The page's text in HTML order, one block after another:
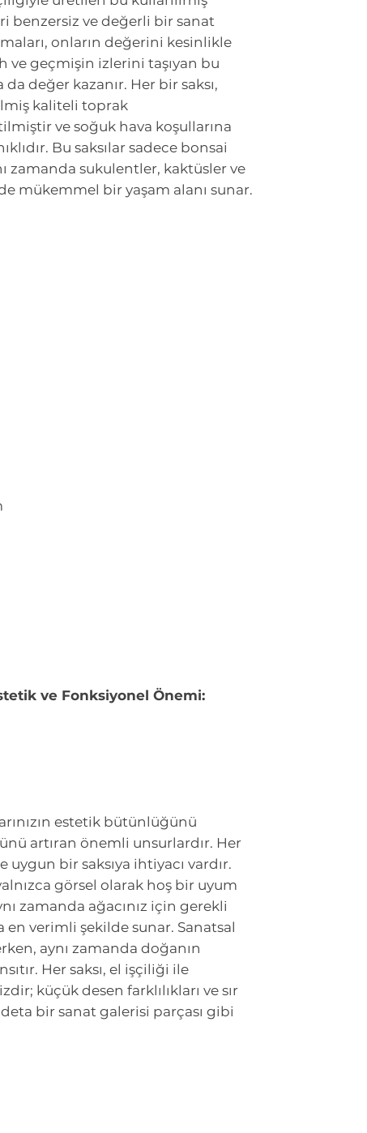
benzersiz ve değerli bir sanat
onların değerini kesinlikle
ve geçmişin izlerini taşıyan bu
değer kazanır. Her bir saksı,
kaliteli toprak
ve soğuk hava koşullarına
Bu saksılar sadece bonsai
zamanda sukulentler, kaktüsler ve
mükemmel bir yaşam alanı sunar.
ve Fonksiyonel Önemi:
estetik bütünlüğünü
artıran önemli unsurlardır. Her
uygun bir saksıya ihtiyacı vardır.
görsel olarak hoş bir uyum
zamanda ağacınız için gerekli
en verimli şekilde sunar. Sanatsal
aynı zamanda doğanın
Her saksı, el işçiliği ile
küçük desen farklılıkları ve sır
bir sanat galerisi parçası gibi